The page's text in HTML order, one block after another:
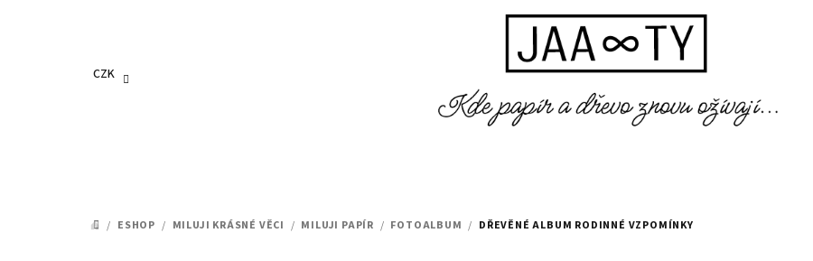
CZK
DOMŮ
/ ESHOP / MILUJI KRÁSNÉ VĚCI / MILUJI PAPÍR / FOTOALBUM / DŘEVĚNÉ ALBUM RODINNÉ VZPOMÍNKY